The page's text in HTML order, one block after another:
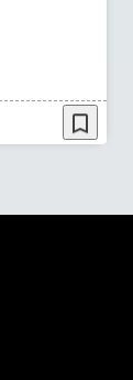
bookmark_border